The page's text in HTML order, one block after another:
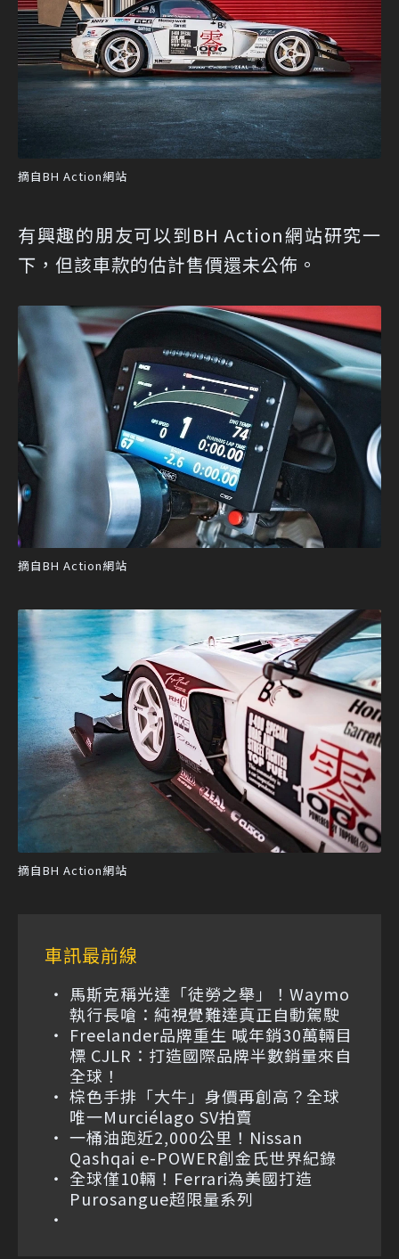
摘自BH Action網站
有興趣的朋友可以到BH Action網站研究一
下，但該車款的估計售價還未公佈。
摘自BH Action網站
摘自BH Action網站
車訊最前線
馬斯克稱光達「徒勞之舉」！Waymo
執行長嗆：純視覺難達真正自動駕駛
Freelander品牌重生 喊年銷30萬輛目
標 CJLR：打造國際品牌半數銷量來自
全球！
棕色手排「大牛」身價再創高？全球
唯一Murciélago SV拍賣
一桶油跑近2,000公里！Nissan
Qashqai e-POWER創金氏世界紀錄
全球僅10輛！Ferrari為美國打造
Purosangue超限量系列